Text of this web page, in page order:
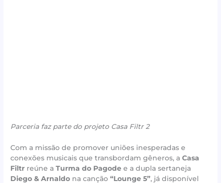
Parceria faz parte do projeto Casa Filtr 2
Com a missão de promover uniões inesperadas e
conexões musicais que transbordam gêneros, aCasa
Filtr reúne aTurma do Pagode e a dupla sertaneja
Diego & Arnaldo na canção“Lounge 5”, já disponível